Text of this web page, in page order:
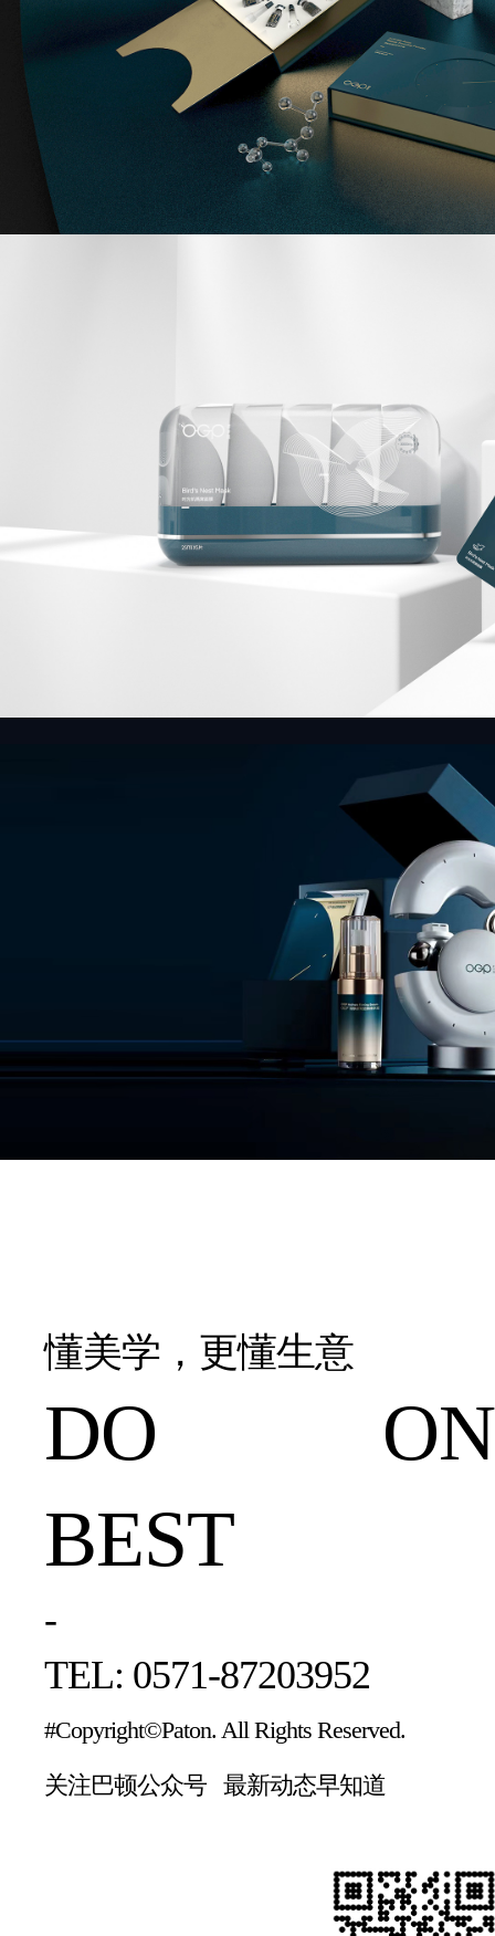
懂美学，更懂生意
DO
BEST
-
TEL: 0571-87203952
#Copyright©Paton. All Rights Reserved.
关注巴顿公众号 最新动态早知道